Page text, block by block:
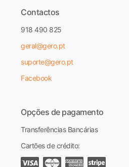
Contactos
918 490 825
geral@gero.pt
suporte@gero.pt
Facebook
Opções de pagamento
Transferências Bancárias
Cartões de crédito: